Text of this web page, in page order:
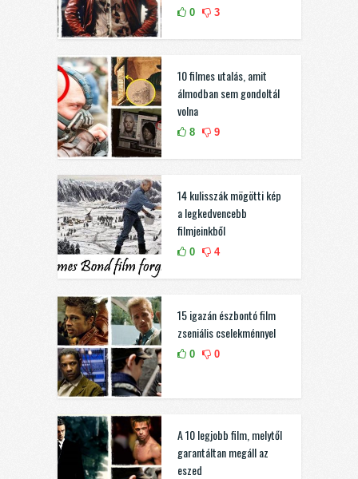
0 3
10 filmes utalás, amit
álmodban sem gondoltál
volna
8 9
14 kulisszák mögötti kép
a legkedvencebb
filmjeinkből
0 4
15 igazán észbontó film
zseniális cselekménnyel
0 0
A 10 legjobb film, melytől
garantáltan megáll az
eszed